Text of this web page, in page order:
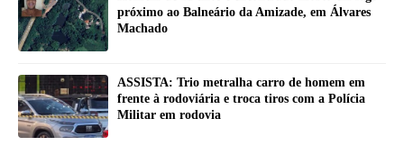
próximo ao Balneário da Amizade, em Álvares
Machado
ASSISTA: Trio metralha carro de homem em
frente à rodoviária e troca tiros com a Polícia
Militar em rodovia